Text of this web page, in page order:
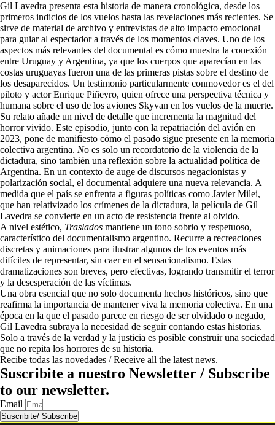
Gil Lavedra presenta esta historia de manera cronológica, desde los
primeros indicios de los vuelos hasta las revelaciones más recientes. Se
sirve de material de archivo y entrevistas de alto impacto emocional
para guiar al espectador a través de los momentos claves. Uno de los
aspectos más relevantes del documental es cómo muestra la conexión
entre Uruguay y Argentina, ya que los cuerpos que aparecían en las
costas uruguayas fueron una de las primeras pistas sobre el destino de
los desaparecidos. Un testimonio particularmente conmovedor es el del
piloto y actor Enrique Piñeyro, quien ofrece una perspectiva técnica y
humana sobre el uso de los aviones Skyvan en los vuelos de la muerte.
Su relato añade un nivel de detalle que incrementa la magnitud del
horror vivido. Este episodio, junto con la repatriación del avión en
2023, pone de manifiesto cómo el pasado sigue presente en la memoria
colectiva argentina. No es solo un recordatorio de la violencia de la
dictadura, sino también una reflexión sobre la actualidad política de
Argentina. En un contexto de auge de discursos negacionistas y
polarización social, el documental adquiere una nueva relevancia. A
medida que el país se enfrenta a figuras políticas como Javier Milei,
que han relativizado los crímenes de la dictadura, la película de Gil
Lavedra se convierte en un acto de resistencia frente al olvido.
A nivel estético, Traslados mantiene un tono sobrio y respetuoso,
característico del documentalismo argentino. Recurre a recreaciones
discretas y animaciones para ilustrar algunos de los eventos más
difíciles de representar, sin caer en el sensacionalismo. Estas
dramatizaciones son breves, pero efectivas, logrando transmitir el terror
y la desesperación de las víctimas.
Una obra esencial que no solo documenta hechos históricos, sino que
reafirma la importancia de mantener viva la memoria colectiva. En una
época en la que el pasado parece en riesgo de ser olvidado o negado,
Gil Lavedra subraya la necesidad de seguir contando estas historias.
Solo a través de la verdad y la justicia es posible construir una sociedad
que no repita los horrores de su historia.
Recibe todas las novedades / Receive all the latest news.
Suscribite a nuestro Newsletter / Subscribe
to our newsletter.
Email
Suscribite/ Subscribe